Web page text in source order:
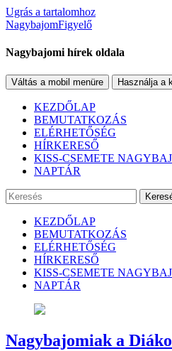
Ugrás a tartalomhoz
NagybajomFigyelő
Nagybajomi hírek oldala
Váltás a mobil menüre Használja a
KEZDŐLAP
BEMUTATKOZÁS
ELÉRHETŐSÉG
HÍRKERESŐ
KISS-CSEMETE
NAPTÁR
KEZDŐLAP
BEMUTATKOZÁS
ELÉRHETŐSÉG
HÍRKERESŐ
KISS-CSEMETE
NAPTÁR
Nagybajomiak a